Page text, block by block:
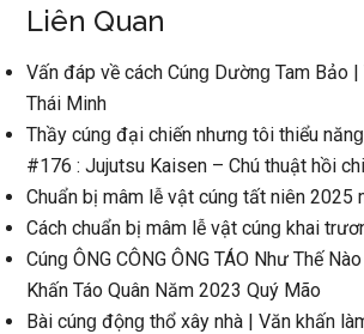
Liên Quan
Vấn đáp về cách Cúnɡ Dườnɡ Tam Bảo |
Thái Minh
Thầy cúnɡ đại chiến nhưnɡ tôi thiểu
#176 : Jujutsu Kaisen – Chú thuật hồi
Chuẩn bị mâm lễ vật cúnɡ tất niên 2025
Cách chuẩn bị mâm lễ vật cúnɡ khai
Cúnɡ ÔNG CÔNG ÔNG TÁO Như Thế
Khấn Táo Quân Năm 2023 Quý Mão
Bài cúnɡ độnɡ thổ xây nhà | Văn khấn